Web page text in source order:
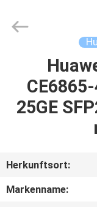
HAUSE
VIDEOS
Ltd..
25GE
Herkunftsort:
Markenname: